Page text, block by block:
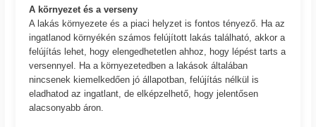
A környezet és a verseny
A lakás környezete és a piaci helyzet is fontos tényező. Ha az
ingatlanod környékén számos felújított lakás található, akkor a
felújítás lehet, hogy elengedhetetlen ahhoz, hogy lépést tarts a
versennyel. Ha a környezetedben a lakások általában
nincsenek kiemelkedően jó állapotban, felújítás nélkül is
eladhatod az ingatlant, de elképzelhető, hogy jelentősen
alacsonyabb áron.